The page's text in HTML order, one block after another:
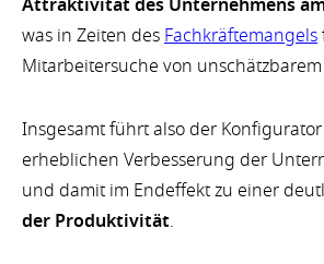
Attraktivität des Unternehmens
was in Zeiten desFachkräftemangels
Mitarbeitersuche von unschätzbarem
Insgesamt führt also der
erheblichen Verbesserung der
und damit im Endeffekt zu einer
der Produktivität.